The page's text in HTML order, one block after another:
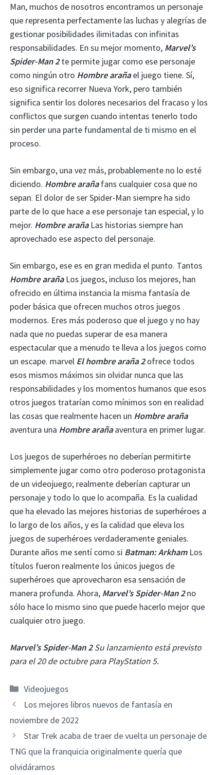
Man, muchos de nosotros encontramos un personaje
que representa perfectamente las luchas y alegrías de
gestionar posibilidades ilimitadas con infinitas
responsabilidades. En su mejor momento, Marvel’s
Spider-Man 2te permite jugar como ese personaje
como ningún otro Hombre arañael juego tiene. Sí,
eso significa recorrer Nueva York, pero también
significa sentir los dolores necesarios del fracaso y los
conflictos que surgen cuando intentas tenerlo todo
sin perder una parte fundamental de ti mismo en el
proceso.
Sin embargo, una vez más, probablemente no lo esté
diciendo. Hombre arañafans cualquier cosa que no
sepan. El dolor de ser Spider-Man siempre ha sido
parte de lo que hace a ese personaje tan especial, y lo
mejor. Hombre arañaLas historias siempre han
aprovechado ese aspecto del personaje.
Sin embargo, ese es en gran medida el punto. Tantos
Hombre araña Los juegos, incluso los mejores, han
ofrecido en última instancia la misma fantasía de
poder básica que ofrecen muchos otros juegos
modernos. Eres más poderoso que el juego y no hay
nada que no puedas superar de esa manera
espectacular que a menudo te lleva a los juegos como
un escape. marvel El hombre araña 2ofrece todos
esos mismos máximos sin olvidar nunca que las
responsabilidades y los momentos humanos que esos
otros juegos tratarían como mínimos son en realidad
las cosas que realmente hacen un Hombre araña
aventura una Hombre arañaaventura en primer lugar.
Los juegos de superhéroes no deberían permitirte
simplemente jugar como otro poderoso protagonista
de un videojuego; realmente deberían capturar un
personaje y todo lo que lo acompaña. Es la cualidad
que ha elevado las mejores historias de superhéroes a
lo largo de los años, y es la calidad que eleva los
juegos de superhéroes verdaderamente geniales.
Durante años me sentí como si Batman: ArkhamLos
títulos fueron realmente los únicos juegos de
superhéroes que aprovecharon esa sensación de
manera profunda. Ahora, Marvel’s Spider-Man 2no
sólo hace lo mismo sino que puede hacerlo mejor que
cualquier otro juego.
Marvel’s Spider-Man 2Su lanzamiento está previsto
para el 20 de octubre para PlayStation 5.
Categorías
Videojuegos
Los mejores libros nuevos de fantasía en
noviembre de 2022
Star Trek acaba de traer de vuelta un personaje de
TNG que la franquicia originalmente quería que
olvidáramos